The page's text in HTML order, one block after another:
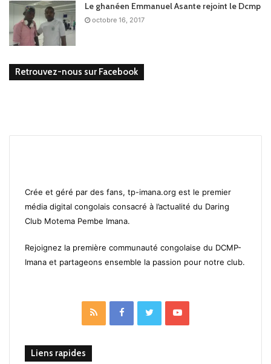
Le ghanéen Emmanuel Asante rejoint le Dcmp
octobre 16, 2017
Retrouvez-nous sur Facebook
Crée et géré par des fans, tp-imana.org est le premier
média digital congolais consacré à l’actualité du Daring
Club Motema Pembe Imana.
Rejoignez la première communauté congolaise du DCMP-
Imana et partageons ensemble la passion pour notre club.
RSS FacebookTwitterYouTube
Liens rapides